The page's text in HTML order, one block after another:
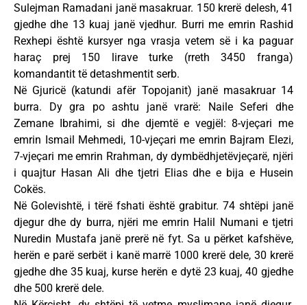
Sulejman Ramadani janë masakruar. 150 krerë delesh, 41
gjedhe dhe 13 kuaj janë vjedhur. Burri me emrin Rashid
Rexhepi është kursyer nga vrasja vetem së i ka paguar
haraç prej 150 lirave turke (rreth 3450 franga)
komandantit të detashmentit serb.
Në Gjuricë (katundi afër Topojanit) janë masakruar 14
burra. Dy gra po ashtu janë vrarë: Naile Seferi dhe
Zemane Ibrahimi, si dhe djemtë e vegjël: 8-vjeçari me
emrin Ismail Mehmedi, 10-vjeçari me emrin Bajram Elezi,
7-vjeçari me emrin Rrahman, dy dymbëdhjetëvjeçarë, njëri
i quajtur Hasan Ali dhe tjetri Elias dhe e bija e Husein
Cokës.
Në Golevishtë, i tërë fshati është grabitur. 74 shtëpi janë
djegur dhe dy burra, njëri me emrin Halil Numani e tjetri
Nuredin Mustafa janë prerë në fyt. Sa u përket kafshëve,
herën e parë serbët i kanë marrë 1000 krerë dele, 30 krerë
gjedhe dhe 35 kuaj, kurse herën e dytë 23 kuaj, 40 gjedhe
dhe 500 krerë dele.